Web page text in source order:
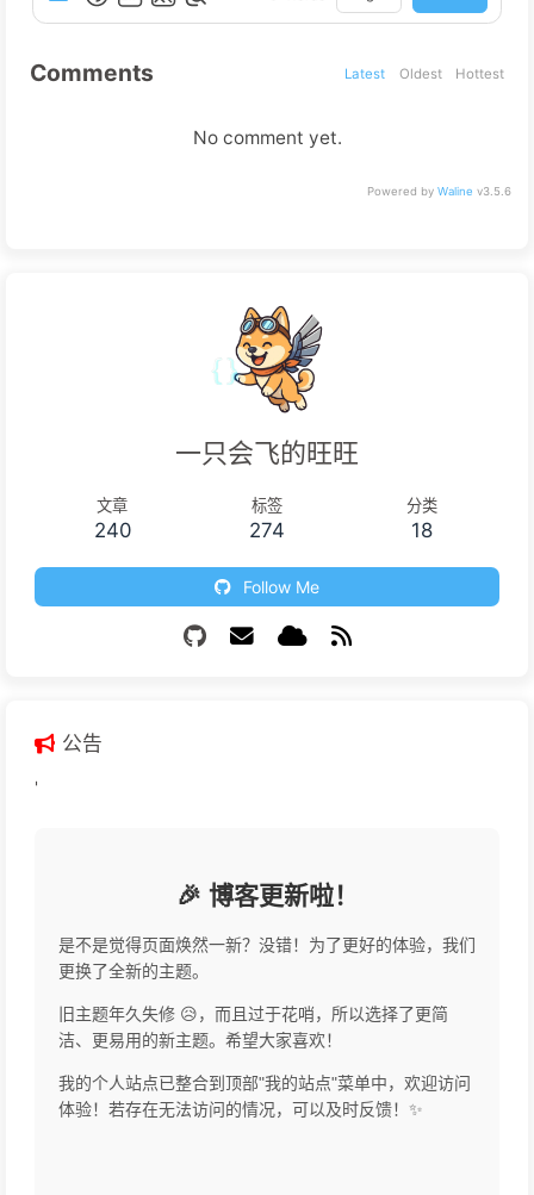
Comments Latest Oldest Hottest
No comment yet.
Powered by Waline v3.5.6
一只会飞的旺旺
文章
240
标签
274
分类
18
Follow Me
公告
'
🎉 博客更新啦！
是不是觉得页面焕然一新？没错！为了更好的体验，我们
更换了全新的主题。
旧主题年久失修 😥，而且过于花哨，所以选择了更简
洁、更易用的新主题。希望大家喜欢！
我的个人站点已整合到顶部"我的站点"菜单中，欢迎访问
体验！若存在无法访问的情况，可以及时反馈！✨